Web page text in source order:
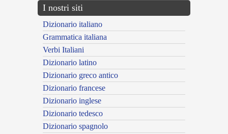
I nostri siti
Dizionario italiano
Grammatica italiana
Verbi Italiani
Dizionario latino
Dizionario greco antico
Dizionario francese
Dizionario inglese
Dizionario tedesco
Dizionario spagnolo